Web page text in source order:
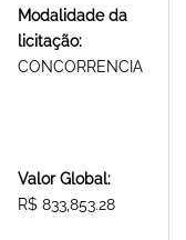
Modalidade da
licitação:
CONCORRENCIA
Valor Global:
R$ 833,853.28